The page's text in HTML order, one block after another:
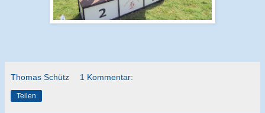
Thomas Schütz 1 Kommentar:
Teilen